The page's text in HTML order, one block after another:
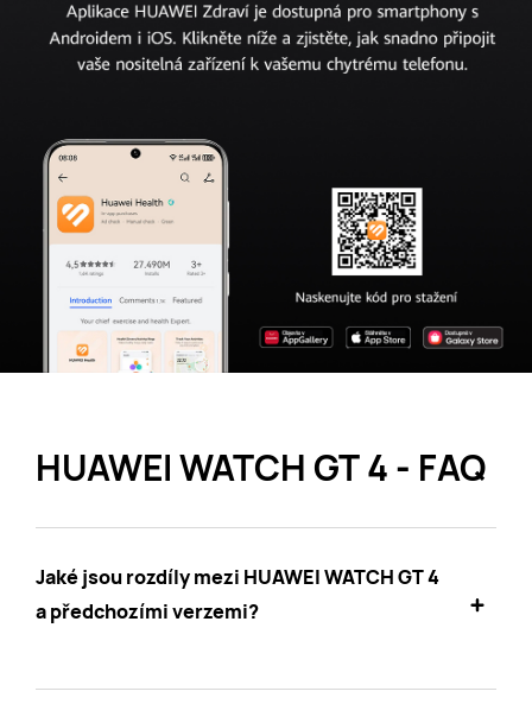
HUAWEI WATCH GT 4 - FAQ
Jaké jsou rozdíly mezi HUAWEI WATCH GT 4
a předchozími verzemi?